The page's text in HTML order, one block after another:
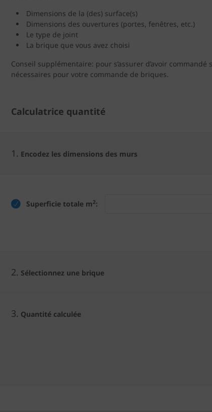
Dimensions de la (des) surface(s)
Dimensions des ouvertures (portes, fenêtres, etc.)
Le type de joint
La brique que vous avez choisi
Conseil supplémentaire: pour s’assurer d’avoir
nécessaires pour votre commande de briques.
Calculatrice quantité
1. Encodez les dimensions des murs
Superficie totale m2:
2. Sélectionnez une brique
3. Quantité calculée